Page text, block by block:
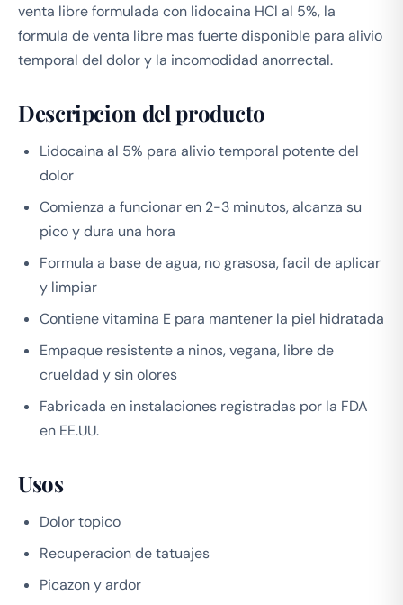
venta libre formulada con lidocaina HCl al 5%, la
formula de venta libre mas fuerte disponible para alivio
temporal del dolor y la incomodidad anorrectal.
Descripcion del producto
Lidocaina al 5% para alivio temporal potente del
dolor
Comienza a funcionar en 2-3 minutos, alcanza su
pico y dura una hora
Formula a base de agua, no grasosa, facil de aplicar
y limpiar
Contiene vitamina E para mantener la piel hidratada
Empaque resistente a ninos, vegana, libre de
crueldad y sin olores
Fabricada en instalaciones registradas por la FDA
en EE.UU.
Usos
Dolor topico
Recuperacion de tatuajes
Picazon y ardor